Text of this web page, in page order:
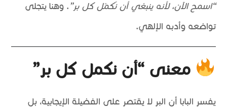
“اسمح الآن، لأنه ينبغي أن نُكمّل كل بر”. وهنا يتجلى
تواضعه وأدبه الإلهي.
معنى “أن نكمل كل بر”
يفسر البابا أن البر لا يقتصر على الفضيلة الإيجابية، بل